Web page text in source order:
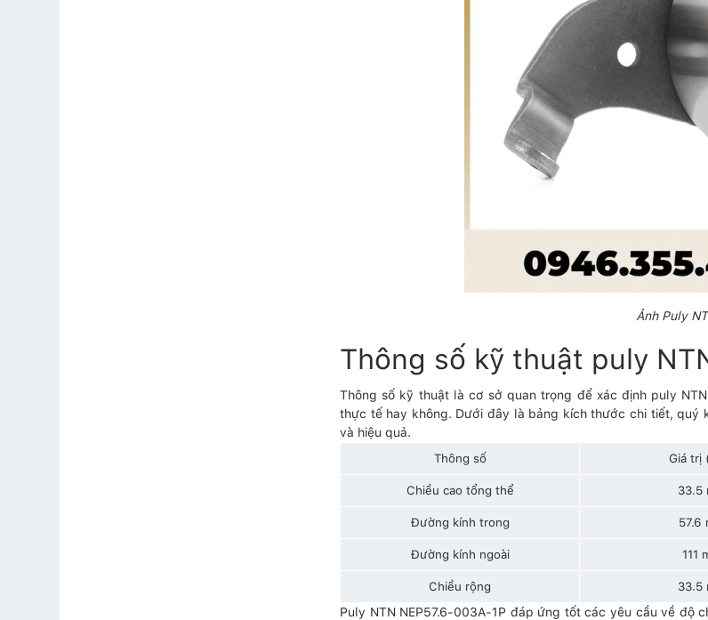
Ảnh Puly
Thông số kỹ thuật puly
Thông số kỹ thuật là cơ sở quan trọng để xác định puly
thực tế hay không. Dưới đây là bảng kích thước chi tiết, quý
và hiệu quả.
Thông số
Giá trị
Chiều cao tổng thể 33.5
Đường kính trong 57.6
Đường kính ngoài 111
Chiều rộng 33.5
Puly NTN NEP57.6-003A-1P đáp ứng tốt các yêu cầu về độ